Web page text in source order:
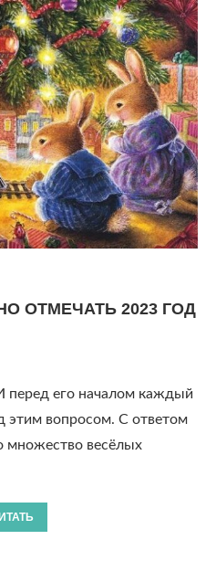
ОТМЕЧАТЬ 2023 ГОД
перед его началом каждый
этим вопросом. С ответом
множество весёлых